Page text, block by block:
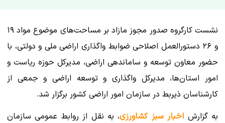
نشست کارگروه صدور مجوز مازاد بر مساحت‌های موضوع مواد ۱۹
و ۲۶ دستورالعمل اصلاحی ضوابط واگذاری اراضی ملی و دولتی، با
حضور معاون توسعه و ساماندهی اراضی، مدیرکل حوزه ریاست و
امور استان‌ها، مدیرکل واگذاری و توسعه اراضی و جمعی از
کارشناسان ذیربط در سازمان امور اراضی کشور برگزار شد.
به گزارش اخبار سبز کشاورزی، به نقل از روابط عمومی سازمان